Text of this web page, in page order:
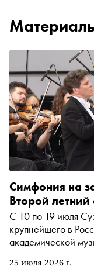
25 июля 2026 г.
Симфония на
Второй
С 10 по 19 июля
крупнейшего в
академической
с участием